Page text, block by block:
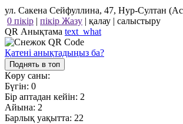
ул. Сакена Сейфуллина, 47, Нур-Султан
0 пікір | пікір Жазу | қалау | салыстыру
QR Анықтама text_what
Қатені анықтадыңыз ба?
Поднять в топ
Көру саны:
Бүгін: 0
Бір аптадан кейін: 2
Айына: 2
Барлық уақытта: 22